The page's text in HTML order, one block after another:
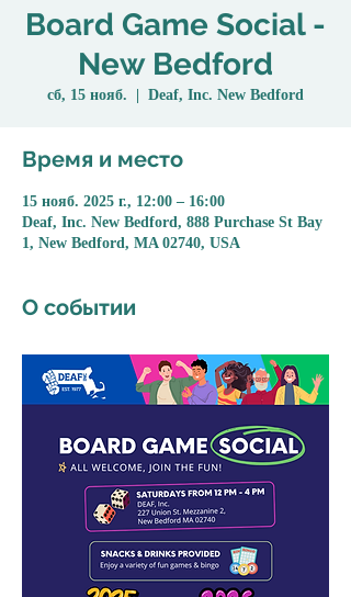
Board Game Social -
New Bedford
сб, 15 нояб. Deaf, Inc. New Bedford
Время и место
15 нояб. 2025 г., 12:00 – 16:00
Deaf, Inc. New Bedford, 888 Purchase St Bay
1, New Bedford, MA 02740, USA
О событии